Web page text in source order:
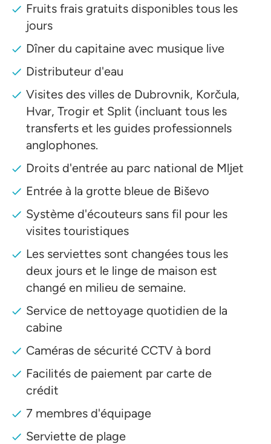
Fruits frais gratuits disponibles tous les
jours
Dîner du capitaine avec musique live
Distributeur d'eau
Visites des villes de Dubrovnik, Korčula,
Hvar, Trogir et Split (incluant tous les
transferts et les guides professionnels
anglophones.
Droits d'entrée au parc national de Mljet
Entrée à la grotte bleue de Biševo
Système d'écouteurs sans fil pour les
visites touristiques
Les serviettes sont changées tous les
deux jours et le linge de maison est
changé en milieu de semaine.
Service de nettoyage quotidien de la
cabine
Caméras de sécurité CCTV à bord
Facilités de paiement par carte de
crédit
7 membres d'équipage
Serviette de plage